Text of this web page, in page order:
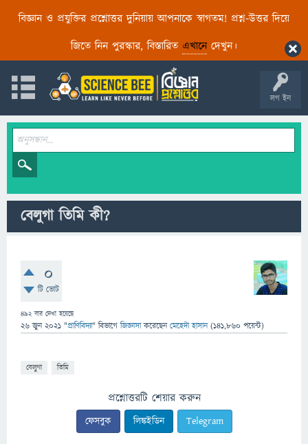
বিজ্ঞান ও প্রযুক্তির প্রশ্নোত্তর দুনিয়ায় আপনাকে স্বাগতম! প্রশ্ন-উত্তর দিয়ে
জিতে নিন পুরস্কার, বিস্তারিত এখানেদেখুন।
লগ ইন
বেলুগা তিমি কী?
0
টি ভোট
492বার দেখা হয়েছে
26 জুন 2021 "প্রাণিবিদ্যা" বিভাগে জিজ্ঞাসাকরেছেনমেহেদী হাসান (141,860 পয়েন্ট)
বেলুগা তিমি
প্রশ্নোত্তরটি শেয়ার করুন
ফেসবুক লিঙ্কইডিন Telegram